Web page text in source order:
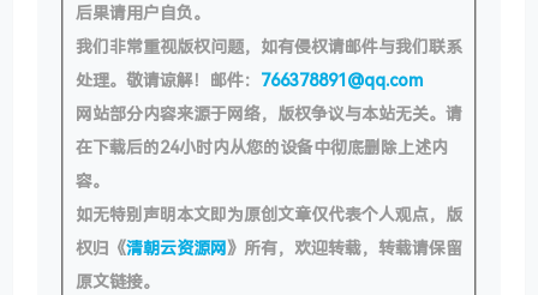
后果请用户自负。
我们非常重视版权问题，如有侵权请邮件与我们联系
处理。敬请谅解！邮件： 766378891@qq.com
网站部分内容来源于网络，版权争议与本站无关。请
在下载后的24小时内从您的设备中彻底删除上述内
容。
如无特别声明本文即为原创文章仅代表个人观点，版
权归《清朝云资源网》所有，欢迎转载，转载请保留
原文链接。